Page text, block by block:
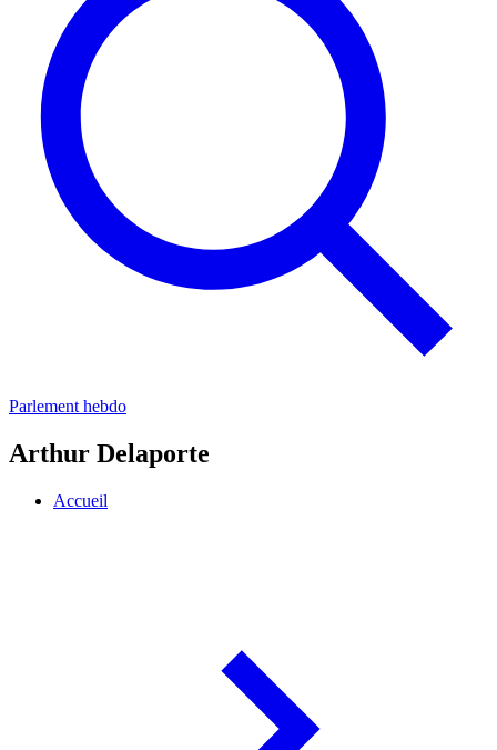
Parlement hebdo
Arthur Delaporte
Accueil